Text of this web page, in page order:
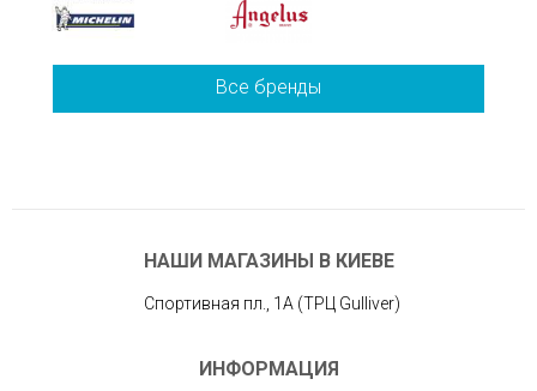
Все бренды
НАШИ МАГАЗИНЫ В КИЕВЕ
Спортивная пл., 1А (ТРЦ Gulliver)
ИНФОРМАЦИЯ